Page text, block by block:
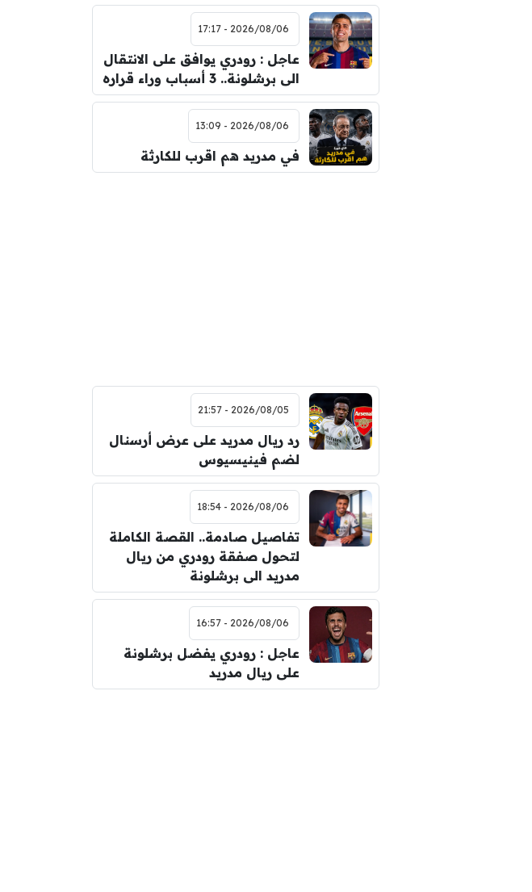
2026/08/06 - 17:17
عاجل : رودري يوافق على الانتقال
الى برشلونة.. 3 أسباب وراء قراره
2026/08/06 - 13:09
في مدريد هم اقرب للكارثة
2026/08/05 - 21:57
رد ريال مدريد على عرض أرسنال
لضم فينيسيوس
2026/08/06 - 18:54
تفاصيل صادمة.. القصة الكاملة
لتحول صفقة رودري من ريال
مدريد الى برشلونة
2026/08/06 - 16:57
عاجل : رودري يفضل برشلونة
على ريال مدريد